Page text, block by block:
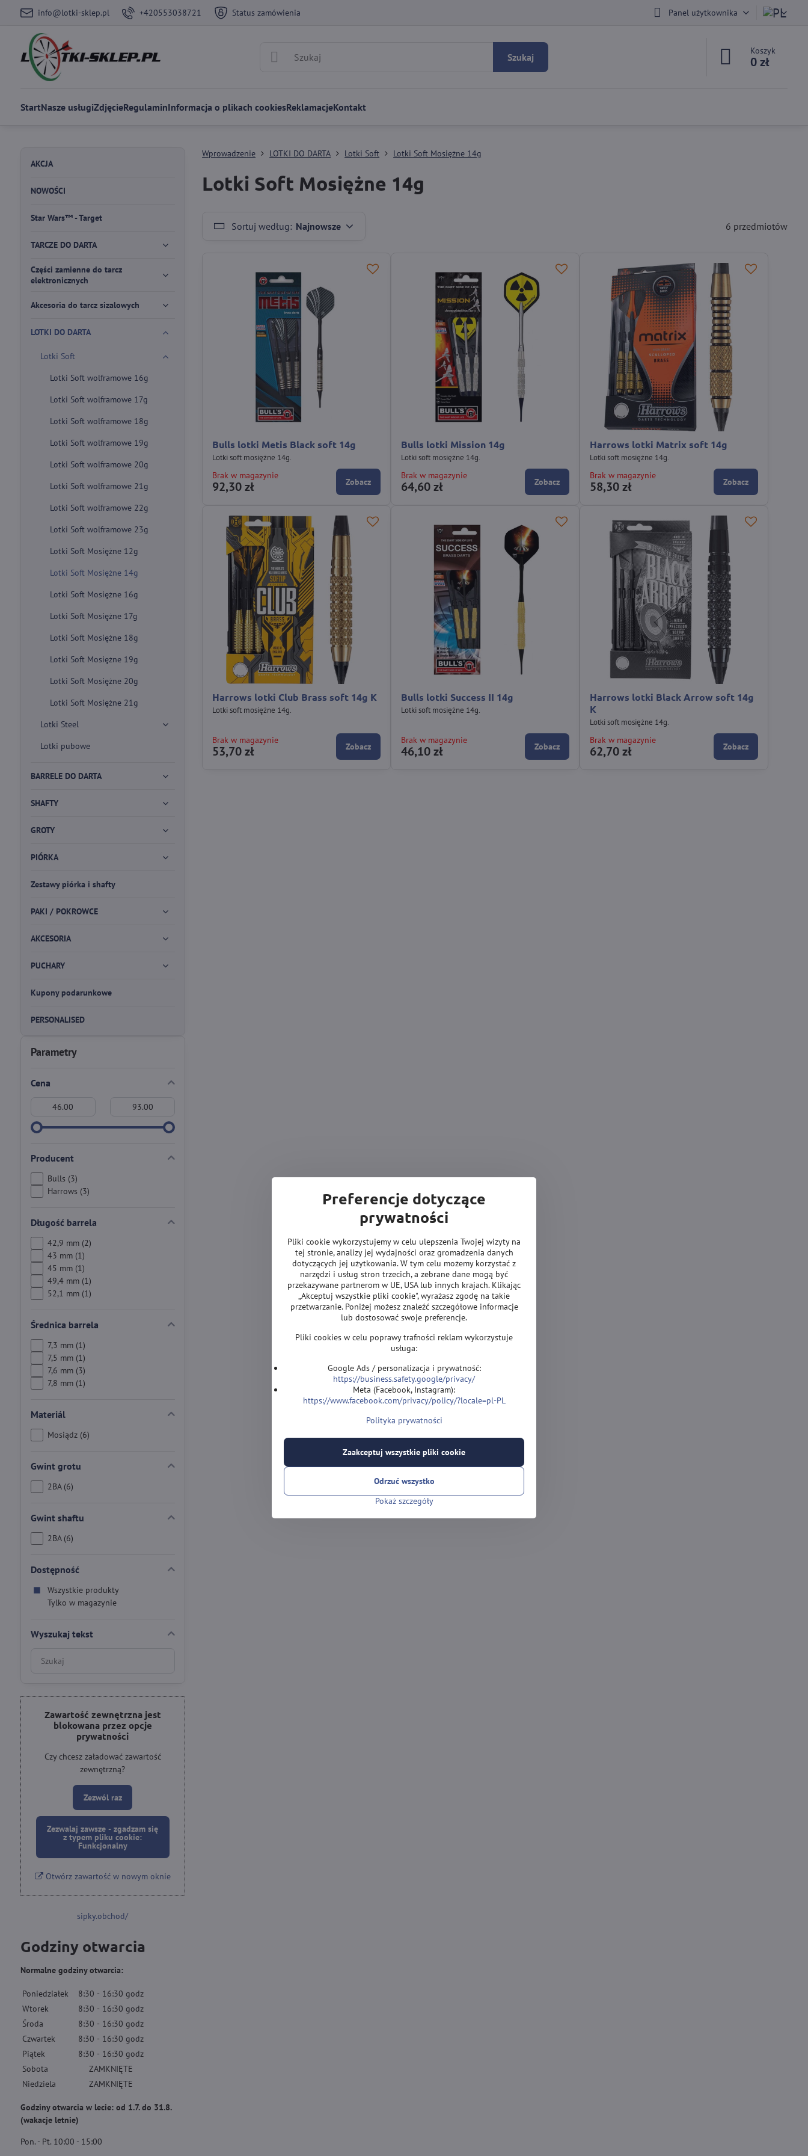
info@lotki-sklep.pl +420553038721 Status zamówienia Panel użytkownika
Szukaj
Koszyk
0 zł
StartNasze usługiZdjęcieRegulaminInformacja o plikach cookiesReklamacjeKontakt
Wprowadzenie LOTKI DO DARTA Lotki Soft Lotki Soft Mosiężne 14g
Lotki Soft Mosiężne 14g
Sortuj według: Najnowsze 6 przedmiotów
Bulls lotki Metis Black soft 14g
Lotki soft mosiężne 14g.
Brak w magazynie
92,30 zł Zobacz
Bulls lotki Mission 14g
Lotki soft mosiężne 14g.
Brak w magazynie
64,60 zł Zobacz
Harrows lotki Matrix soft 14g
Lotki soft mosiężne 14g.
Brak w magazynie
58,30 zł Zobacz
Harrows lotki Club Brass soft 14g K
Lotki soft mosiężne 14g.
Brak w magazynie
53,70 zł Zobacz
Bulls lotki Success II 14g
Lotki soft mosiężne 14g.
Brak w magazynie
46,10 zł Zobacz
Harrows lotki Black Arrow soft 14g
K
Lotki soft mosiężne 14g.
Brak w magazynie
62,70 zł Zobacz
Parametry
Cena
Producent
Bulls (3)
Harrows (3)
Długość barrela
42,9 mm (2)
43 mm (1)
45 mm (1)
49,4 mm (1)
52,1 mm (1)
Średnica barrela
7,3 mm (1)
7,5 mm (1)
7,6 mm (3)
7,8 mm (1)
Materiál
Mosiądz (6)
Gwint grotu
2BA (6)
Gwint shaftu
2BA (6)
Dostępność
Wszystkie produkty
Tylko w magazynie
Wyszukaj tekst
Wyniki
w
pełnym
tekście
AKCJA
NOWOŚCI
Star Wars™ - Target
TARCZE DO DARTA
Części zamienne do tarcz
elektronicznych
Akcesoria do tarcz sizalowych
LOTKI DO DARTA
Lotki Soft
Lotki Soft wolframowe 16g
Lotki Soft wolframowe 17g
Lotki Soft wolframowe 18g
Lotki Soft wolframowe 19g
Lotki Soft wolframowe 20g
Lotki Soft wolframowe 21g
Lotki Soft wolframowe 22g
Lotki Soft wolframowe 23g
Lotki Soft Mosiężne 12g
Lotki Soft Mosiężne 14g
Lotki Soft Mosiężne 16g
Lotki Soft Mosiężne 17g
Lotki Soft Mosiężne 18g
Lotki Soft Mosiężne 19g
Lotki Soft Mosiężne 20g
Lotki Soft Mosiężne 21g
Lotki Steel
Lotki pubowe
BARRELE DO DARTA
SHAFTY
GROTY
PIÓRKA
Zestawy piórka i shafty
PAKI / POKROWCE
AKCESORIA
PUCHARY
Kupony podarunkowe
PERSONALISED
Zawartość zewnętrzna jest
blokowana przez opcje
prywatności
Czy chcesz załadować zawartość
zewnętrzną?
Zezwól raz
Zezwalaj zawsze - zgadzam się
z typem pliku cookie:
Funkcjonalny
Otwórz zawartość w nowym oknie
sipky.obchod/
Godziny otwarcia
Normalne godziny otwarcia:
Poniedziałek 8:30 - 16:30 godz
Wtorek
8:30 - 16:30 godz
Środa
8:30 - 16:30 godz
Czwartek
8:30 - 16:30 godz
Piątek
8:30 - 16:30 godz
Sobota
ZAMKNIĘTE
Niedziela
ZAMKNIĘTE
Godziny otwarcia w lecie: od 1.7. do 31.8.
(wakacje letnie)
Pon. - Pt. 10:00 - 15:00
Preferencje dotyczące
prywatności
Pliki cookie wykorzystujemy w celu ulepszenia Twojej wizyty na
tej stronie, analizy jej wydajności oraz gromadzenia danych
dotyczących jej użytkowania. W tym celu możemy korzystać z
narzędzi i usług stron trzecich, a zebrane dane mogą być
przekazywane partnerom w UE, USA lub innych krajach. Klikając
„Akceptuj wszystkie pliki cookie", wyrażasz zgodę na takie
przetwarzanie. Poniżej możesz znaleźć szczegółowe informacje
lub dostosować swoje preferencje.
Pliki cookies w celu poprawy trafności reklam wykorzystuje
usługa:
Google Ads / personalizacja i prywatność:
https://business.safety.google/privacy/
Meta (Facebook, Instagram):
https://www.facebook.com/privacy/policy/?locale=pl-PL
Polityka prywatności
Pokaż szczegóły
Zaakceptuj wszystkie pliki cookie
Odrzuć wszystko